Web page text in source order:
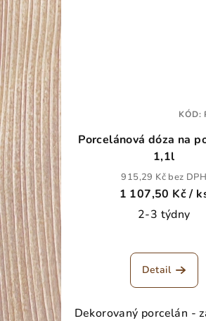
Porcelánová dóza na
1,1l
915,29 Kč bez DPH
1 107,50 Kč/
2-3 týdny
Detail
Dekorovaný porcelán -
KÓD: